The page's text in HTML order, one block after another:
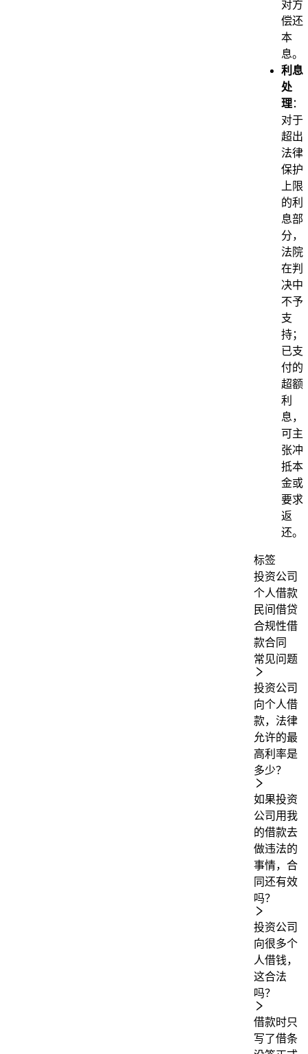
对方
偿还
本
息。
利息
处
理：
对于
超出
法律
保护
上限
的利
息部
分，
法院
在判
决中
不予
支
持；
已支
付的
超额
利
息，
可主
张冲
抵本
金或
要求
返
还。
标签
投资公司
个人借款
民间借贷
合规性借
款合同
常见问题
投资公司
向个人借
款，法律
允许的最
高利率是
多少？
如果投资
公司用我
的借款去
做违法的
事情，合
同还有效
吗？
投资公司
向很多个
人借钱，
这合法
吗？
借款时只
写了借条